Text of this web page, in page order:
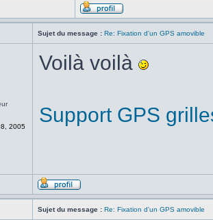
Sujet du message : Re: Fixation d'un GPS amovible
2005
Voilà voilà
Support GPS
Sujet du message : Re: Fixation d'un GPS amovible